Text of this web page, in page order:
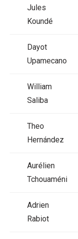
Jules
Koundé
Dayot
Upamecano
William
Saliba
Theo
Hernández
Aurélien
Tchouaméni
Adrien
Rabiot